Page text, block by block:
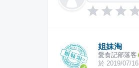
姐妹淘
愛食記部落客
於 2019/07/16